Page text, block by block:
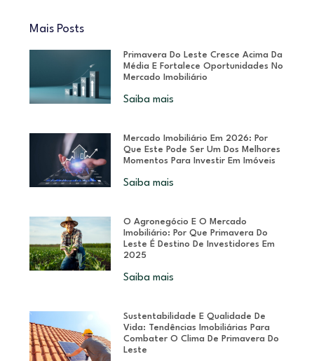
Mais Posts
Primavera Do Leste Cresce Acima Da
Média E Fortalece Oportunidades No
Mercado Imobiliário
Saiba mais
Mercado Imobiliário Em 2026: Por
Que Este Pode Ser Um Dos Melhores
Momentos Para Investir Em Imóveis
Saiba mais
O Agronegócio E O Mercado
Imobiliário: Por Que Primavera Do
Leste É Destino De Investidores Em
2025
Saiba mais
Sustentabilidade E Qualidade De
Vida: Tendências Imobiliárias Para
Combater O Clima De Primavera Do
Leste